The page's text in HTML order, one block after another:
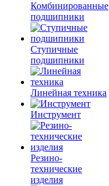
Комбинированные
подшипники
Ступичные
подшипники
Линейная техника
Инструмент
Резино-
технические
изделия